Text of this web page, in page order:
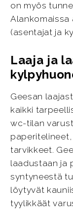
on myös
Alankomaissa
(asentajat ja
Laaja ja
Geesan
kaikki
wc-tilan
tarvikkeet.
laadustaan ja
syntyneestä
löytyvät
tyylikkäät